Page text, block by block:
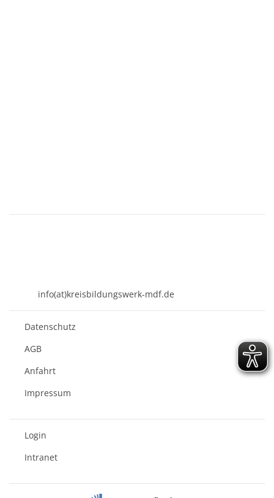
info(at)kreisbildungswerk-mdf.de
Datenschutz
AGB
Anfahrt
Impressum
Login
Intranet